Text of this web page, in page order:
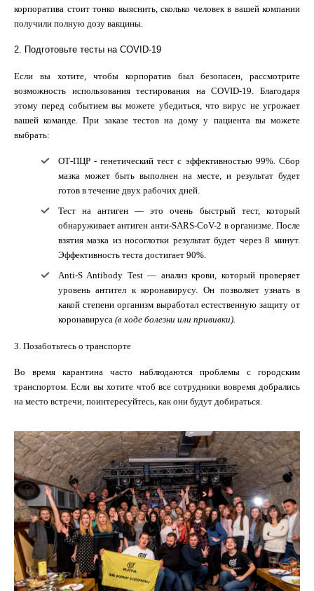
корпоратива стоит тонко выяснить, сколько человек в вашей компании
получили полную дозу вакцины.
2. Подготовьте тесты на COVID-19
Если вы хотите, чтобы корпоратив был безопасен, рассмотрите
возможность использования тестирования на COVID-19. Благодаря
этому перед событием вы можете убедиться, что вирус не угрожает
вашей команде. При заказе тестов на дому у пациента вы можете
выбрать:
ОТ-ПЦР - генетический тест с эффективностью 99%. Сбор
мазка может быть выполнен на месте, и результат будет
готов в течение двух рабочих дней.
Тест на антиген — это очень быстрый тест, который
обнаруживает антиген анти-SARS-CoV-2 в организме. После
взятия мазка из носоглотки результат будет через 8 минут.
Эффективность теста достигает 90%.
Anti-S Antibody Test — анализ крови, который проверяет
уровень антител к коронавирусу. Он позволяет узнать в
какой степени организм выработал естественную защиту от
коронавируса(в ходе болезни или прививки).
3. Позаботьтесь о транспорте
Во время карантина часто наблюдаются проблемы с городским
транспортом. Если вы хотите чтоб все сотрудники вовремя добрались
на место встречи, поинтересуйтесь, как они будут добираться.